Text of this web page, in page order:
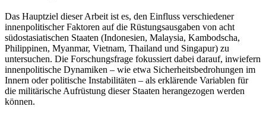
Das Hauptziel dieser Arbeit ist es, den Einfluss verschiedener
innenpolitischer Faktoren auf die Rüstungsausgaben von acht
südostasiatischen Staaten (Indonesien, Malaysia, Kambodscha,
Philippinen, Myanmar, Vietnam, Thailand und Singapur) zu
untersuchen. Die Forschungsfrage fokussiert dabei darauf, inwiefern
innenpolitische Dynamiken – wie etwa Sicherheitsbedrohungen im
Innern oder politische Instabilitäten – als erklärende Variablen für
die militärische Aufrüstung dieser Staaten herangezogen werden
können.